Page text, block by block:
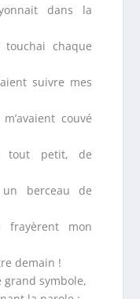
dans la
chaque
suivre mes
couvé
tout petit, de
berceau de
frayèrent mon
demain !
grand symbole,